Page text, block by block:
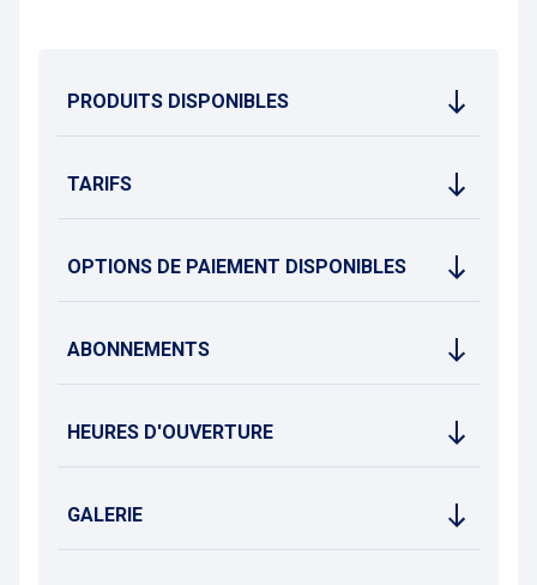
PRODUITS DISPONIBLES
TARIFS
OPTIONS DE PAIEMENT DISPONIBLES
ABONNEMENTS
HEURES D'OUVERTURE
GALERIE